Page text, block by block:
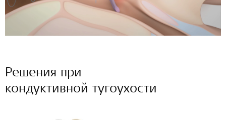
Решения при
кондуктивной тугоухости